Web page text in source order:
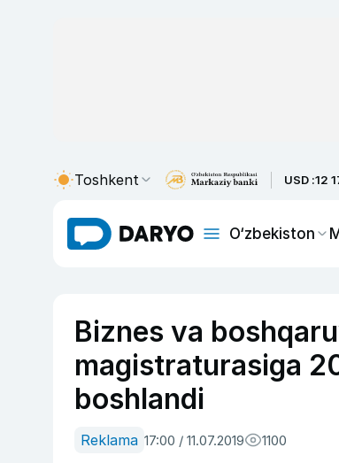
Toshkent USD :12
O‘zbekiston
Biznes va
magistraturasiga
boshlandi
Reklama 17:00 / 11.07.2019 1100